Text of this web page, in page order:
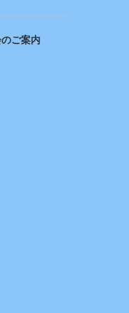
ご案内